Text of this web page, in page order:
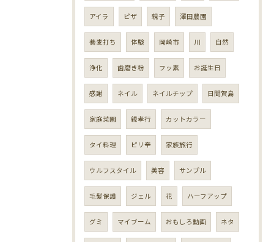
アイラ ピザ 親子 澤田農園
蕎麦打ち 体験 岡崎市 川 自然
浄化 歯磨き粉 フッ素 お誕生日
感謝 ネイル ネイルチップ 日間賀島
家庭菜園 親孝行 カットカラー
タイ料理 ピリ辛 家族旅行
ウルフスタイル 美容 サンプル
毛髪保護 ジェル 花 ハーフアップ
グミ マイブーム おもしろ動画 ネタ